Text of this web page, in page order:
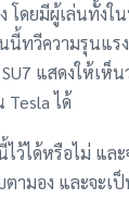
ยมีผู้เล่นทั้งใ
นนี้ทวีความรุน
แสดงให้เ
Tesla ได้
ว้ได้หรือไม่ แ
ตามอง และจะ